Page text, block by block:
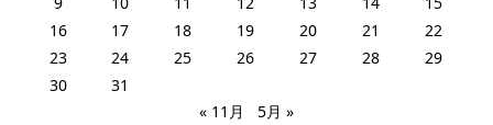
16
17 18 19 20 21
22
23
24 25 26 27 28
29
30
31
« 11月
5月 »